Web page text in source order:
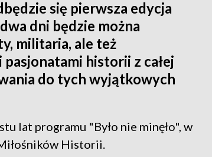
się pierwsza edycja
dni będzie można
militaria, ale też
historii z całej
do tych wyjątkowych
lat programu "Było nie minęło", w
Historii.